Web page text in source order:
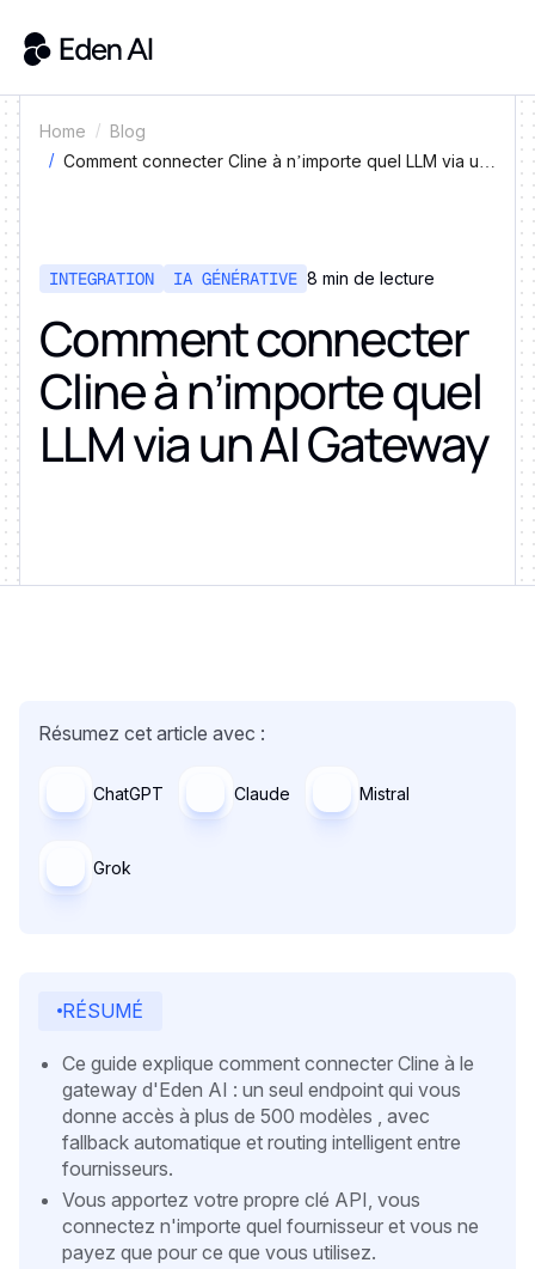
Home
Blog
Comment connecter Cline à n’importe quel LLM via un
INTEGRATION IA GÉNÉRATIVE 8 min de lecture
Comment connecter
Cline à n’importe quel
LLM via un AI Gateway
Résumez cet article avec :
ChatGPT Claude Mistral
Grok
RÉSUMÉ
Ce guide explique comment connecter Cline à le
gateway d'Eden AI : un seul endpoint qui vous
donne accès à plus de 500 modèles , avec
fallback automatique et routing intelligent entre
fournisseurs.
Vous apportez votre propre clé API, vous
connectez n'importe quel fournisseur et vous ne
payez que pour ce que vous utilisez.